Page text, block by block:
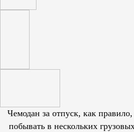
Чемодан за отпуск, как правило,
побывать в нескольких